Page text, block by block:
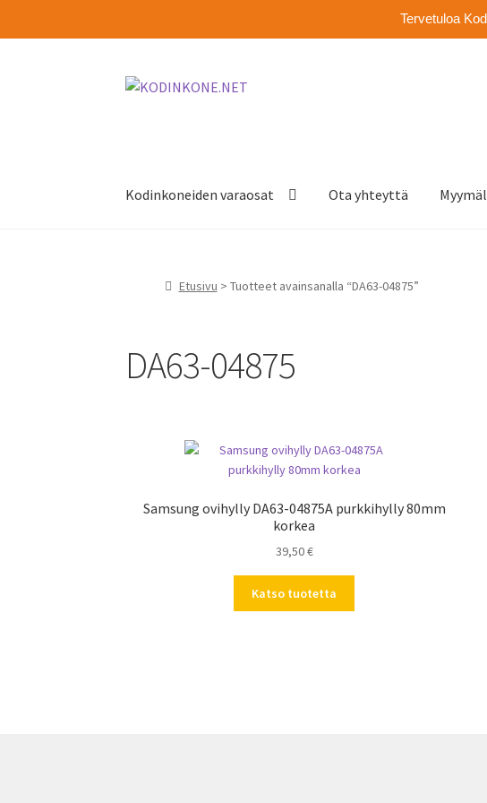
Tervetuloa
Siirry
Siirry
Kodinkoneiden varaosat Ota yhteyttä
Etusivu > Tuotteet avainsanalla “DA63-04875”
DA63-04875
Samsung ovihylly DA63-04875A purkkihylly 80mm
korkea
39,50€
Katso tuotetta